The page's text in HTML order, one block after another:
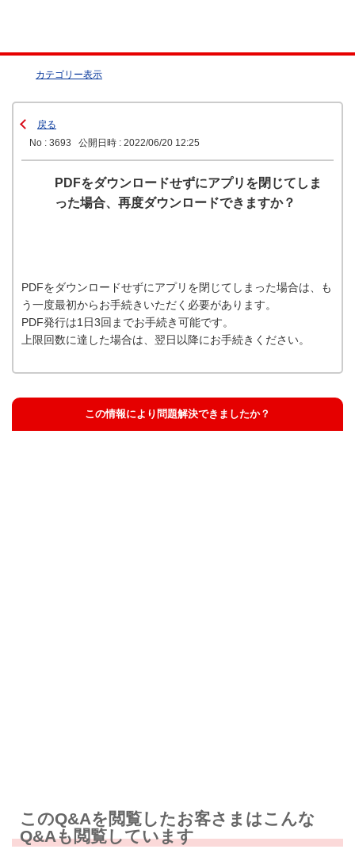
カテゴリー表示
戻る
No : 3693
公開日時 : 2022/06/20 12:25
PDFをダウンロードせずにアプリを閉じてしま
った場合、再度ダウンロードできますか？
PDFをダウンロードせずにアプリを閉じてしまった場合は、も
う一度最初からお手続きいただく必要があります。
PDF発行は1日3回までお手続き可能です。
上限回数に達した場合は、翌日以降にお手続きください。
この情報により問題解決できましたか？
このQ&Aを閲覧したお客さまはこんな
Q&Aも閲覧しています